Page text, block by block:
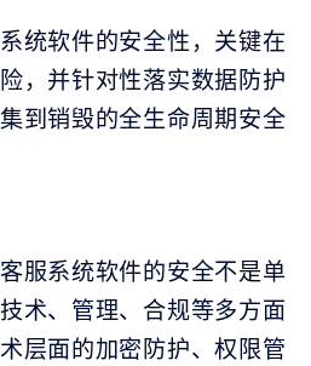
统软件的安全性，关键在
，并针对性落实数据防护
到销毁的全生命周期安全
服系统软件的安全不是单
术、管理、合规等多方面
层面的加密防护、权限管